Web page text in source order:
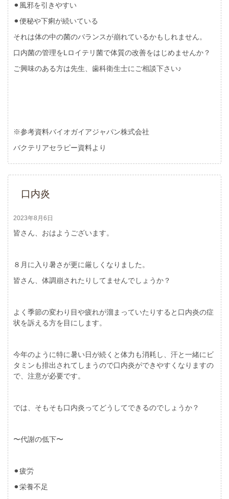
⚫︎風邪を引きやすい
⚫︎便秘や下痢が続いている
それは体の中の菌のバランスが崩れているかもしれません。
口内菌の管理をL ロイテリ菌で体質の改善をはじめませんか？
ご興味のある方は先生、歯科衛生士にご相談下さい♪
※参考資料バイオガイアジャパン株式会社
バクテリアセラピー資料より
口内炎
2023年8月6日
皆さん、おはようございます。
８月に入り暑さが更に厳しくなりました。
皆さん、体調崩されたりしてませんでしょうか？
よく季節の変わり目や疲れが溜まっていたりすると口内炎の症
状を訴える方を目にします。
今年のように特に暑い日が続くと体力も消耗し、汗と一緒にビ
タミンも排出されてしまうので口内炎ができやすくなりますの
で、注意が必要です。
では、そもそも口内炎ってどうしてできるのでしょうか？
〜代謝の低下〜
⚫︎疲労
⚫︎栄養不足